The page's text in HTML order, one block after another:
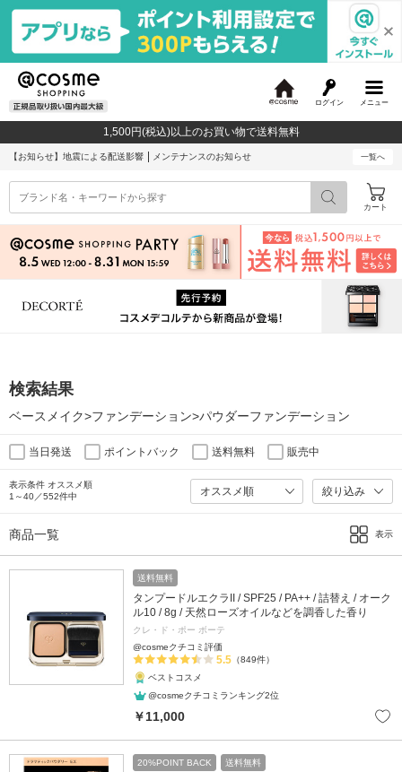
メニュー
ログイン
c
o
1,500円(税込)以上のお買い物で送料無料
【お知らせ】 地震による配送影響 メンテナンスのお知らせ 一覧へ
カート
検索結果
ベースメイク>ファンデーション>パウダーファンデーション
当日発送 ポイントバック 送料無料 販売中
表示条件 オススメ順
1～40／552件中
絞り込み
商品一覧 表示
送料無料
タンプードルエクラII / SPF25 / PA++ / 詰替え / オーク
ル10 / 8g / 天然ローズオイルなどを調香した香り
クレ・ド・ポー ボーテ
@cosmeクチコミ評価
5.5 （849件）
ベストコスメ
@cosmeクチコミランキング2位
￥11,000
20%POINT BACK 送料無料